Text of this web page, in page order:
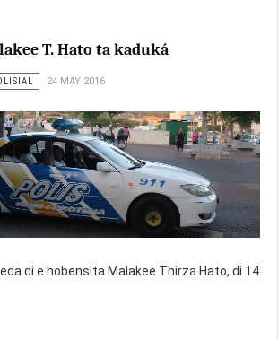
T. Hato ta kaduká
24 MAY 2016
di e hobensita Malakee Thirza Hato, di 14